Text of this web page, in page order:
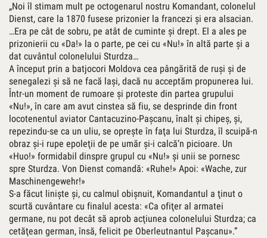
„Noi îl stimam mult pe octogenarul nostru Komandant, colonelul
Dienst, care la 1870 fusese prizonier la francezi şi era alsacian.
…Era pe cât de sobru, pe atât de cuminte şi drept. El a ales pe
prizonierii cu «Da!» la o parte, pe cei cu «Nu!» în altă parte şi a
dat cuvântul colonelului Sturdza…
A început prin a batjocori Moldova cea pângărită de ruşi şi de
senegalezi şi să ne facă laşi, dacă nu acceptăm propunerea lui.
Într-un moment de rumoare şi proteste din partea grupului
«Nu!», în care am avut cinstea să fiu, se desprinde din front
locotenentul aviator Cantacuzino-Paşcanu, înalt şi chipeş, şi,
repezindu-se ca un uliu, se opreşte în faţa lui Sturdza, îl scuipă-n
obraz şi-i rupe epoleţii de pe umăr şi-i calcă’n picioare. Un
«Huo!» formidabil dinspre grupul cu «Nu!» şi unii se pornesc
spre Sturdza. Von Dienst comandă: «Ruhe!» Apoi: «Wache, zur
Maschinengewehr!»
S-a făcut linişte şi, cu calmul obişnuit, Komandantul a ţinut o
scurtă cuvântare cu finalul acesta: «Ca ofiţer al armatei
germane, nu pot decât să aprob acţiunea colonelului Sturdza; ca
cetăţean german, însă, felicit pe Oberleutnantul Paşcanu».”